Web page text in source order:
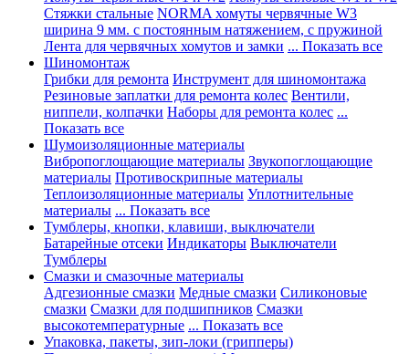
Стяжки стальные NORMA хомуты червячные W3
ширина 9 мм. с постоянным натяжением, с пружиной
Лента для червячных хомутов и замки ... Показать все
Шиномонтаж
Грибки для ремонта Инструмент для шиномонтажа
Резиновые заплатки для ремонта колес Вентили,
ниппели, колпачки Наборы для ремонта колес ...
Показать все
Шумоизоляционные материалы
Вибропоглощающие материалы Звукопоглощающие
материалы Противоскрипные материалы
Теплоизоляционные материалы Уплотнительные
материалы ... Показать все
Тумблеры, кнопки, клавиши, выключатели
Батарейные отсеки Индикаторы Выключатели
Тумблеры
Смазки и смазочные материалы
Адгезионные смазки Медные смазки Силиконовые
смазки Смазки для подшипников Смазки
высокотемпературные ... Показать все
Упаковка, пакеты, зип-локи (грипперы)